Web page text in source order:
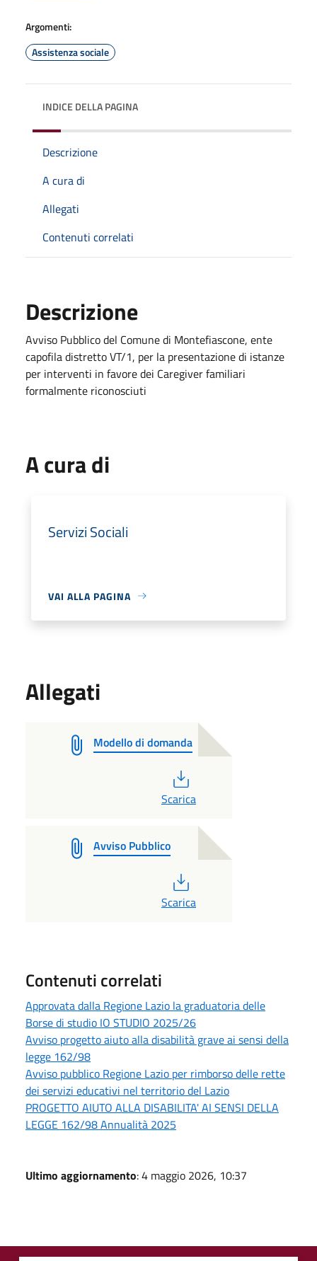
Argomenti:
Assistenza sociale
INDICE DELLA PAGINA
Descrizione
A cura di
Allegati
Contenuti correlati
Descrizione
Avviso Pubblico del Comune di Montefiascone, ente
capofila distretto VT/1, per la presentazione di istanze
per interventi in favore dei Caregiver familiari
formalmente riconosciuti
A cura di
Servizi Sociali
VAI ALLA PAGINA
Allegati
Modello di domanda
Scarica
Avviso Pubblico
Scarica
Contenuti correlati
Approvata dalla Regione Lazio la graduatoria delle
Borse di studio IO STUDIO 2025/26
Avviso progetto aiuto alla disabilità grave ai sensi della
legge 162/98
Avviso pubblico Regione Lazio per rimborso delle rette
dei servizi educativi nel territorio del Lazio
PROGETTO AIUTO ALLA DISABILITA' AI SENSI DELLA
LEGGE 162/98 Annualità 2025
Ultimo aggiornamento: 4 maggio 2026, 10:37